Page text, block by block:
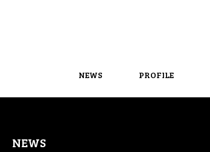
NEWS PROFILE
NEWS